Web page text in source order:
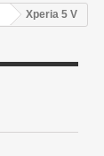
Xperia 5 V